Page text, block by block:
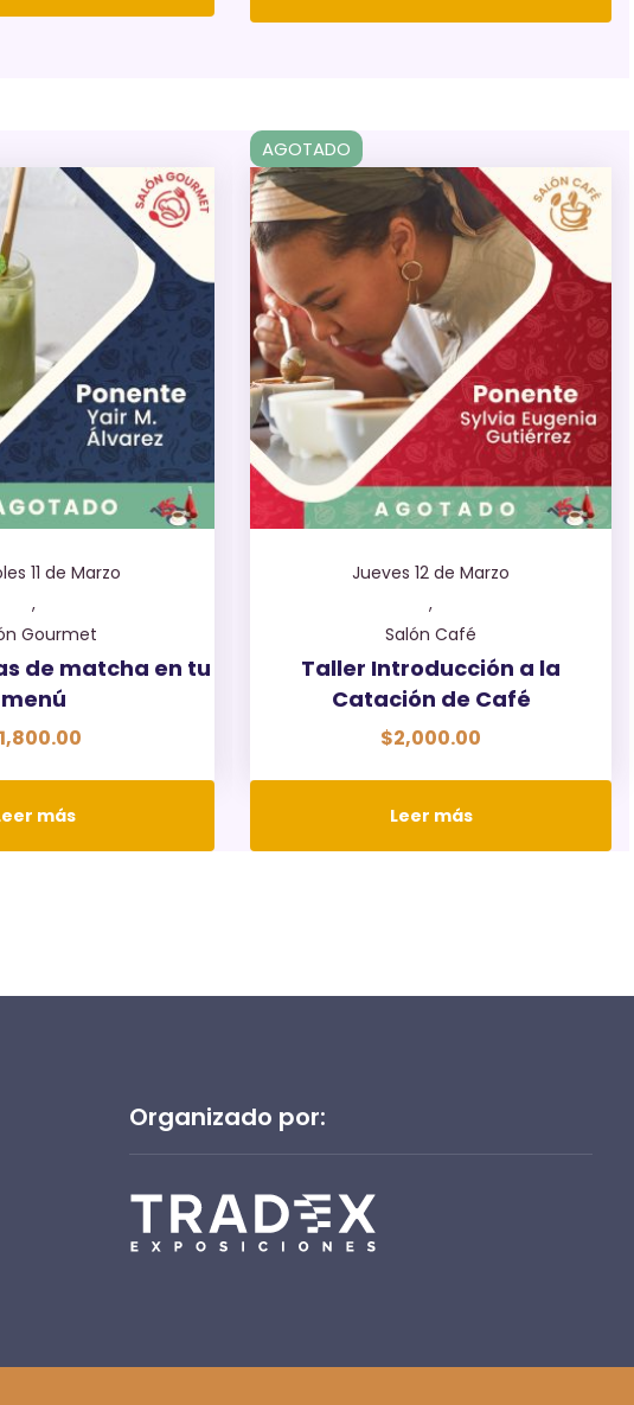
11 de Marzo
,
Gourmet
de matcha en tu
menú
1,800.00
más
AGOTADO
Jueves 12 de Marzo
,
Salón Café
Taller Introducción a la
Catación de Café
$2,000.00
Leer más
Organizado por: